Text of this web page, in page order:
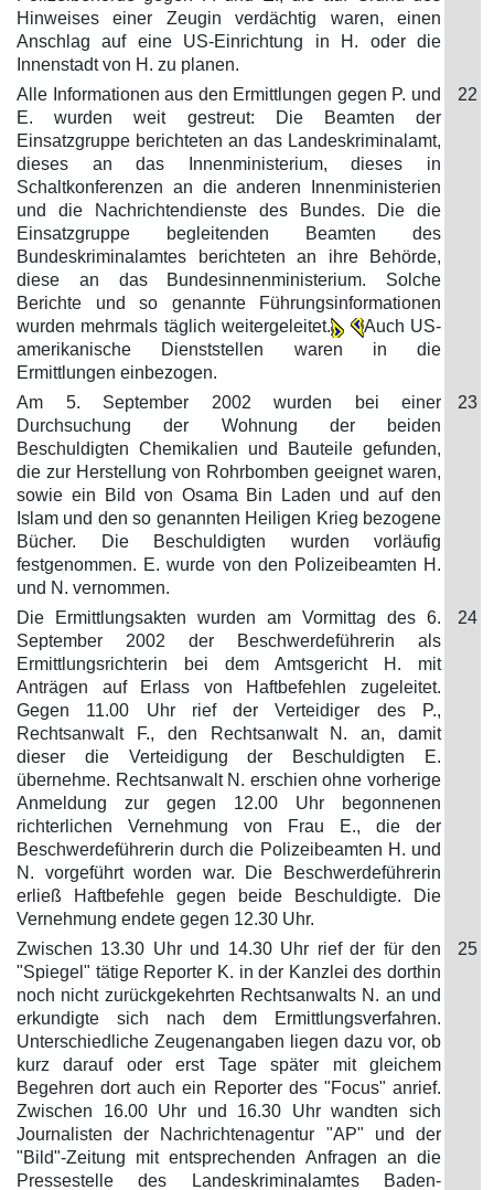
Hinweises einer Zeugin verdächtig waren, einen
Anschlag auf eine US-Einrichtung in H. oder die
Innenstadt von H. zu planen.
Alle Informationen aus den Ermittlungen gegen P. und
E. wurden weit gestreut: Die Beamten der
Einsatzgruppe berichteten an das Landeskriminalamt,
dieses an das Innenministerium, dieses in
Schaltkonferenzen an die anderen Innenministerien
und die Nachrichtendienste des Bundes. Die die
Einsatzgruppe begleitenden Beamten des
Bundeskriminalamtes berichteten an ihre Behörde,
diese an das Bundesinnenministerium. Solche
Berichte und so genannte Führungsinformationen
wurden mehrmals täglich weitergeleitet.
Auch US-
amerikanische Dienststellen waren in die
Ermittlungen einbezogen.
22
Am 5. September 2002 wurden bei einer
Durchsuchung der Wohnung der beiden
Beschuldigten Chemikalien und Bauteile gefunden,
die zur Herstellung von Rohrbomben geeignet waren,
sowie ein Bild von Osama Bin Laden und auf den
Islam und den so genannten Heiligen Krieg bezogene
Bücher. Die Beschuldigten wurden vorläufig
festgenommen. E. wurde von den Polizeibeamten H.
und N. vernommen.
23
Die Ermittlungsakten wurden am Vormittag des 6.
September 2002 der Beschwerdeführerin als
Ermittlungsrichterin bei dem Amtsgericht H. mit
Anträgen auf Erlass von Haftbefehlen zugeleitet.
Gegen 11.00 Uhr rief der Verteidiger des P.,
Rechtsanwalt F., den Rechtsanwalt N. an, damit
dieser die Verteidigung der Beschuldigten E.
übernehme. Rechtsanwalt N. erschien ohne vorherige
Anmeldung zur gegen 12.00 Uhr begonnenen
richterlichen Vernehmung von Frau E., die der
Beschwerdeführerin durch die Polizeibeamten H. und
N. vorgeführt worden war. Die Beschwerdeführerin
erließ Haftbefehle gegen beide Beschuldigte. Die
Vernehmung endete gegen 12.30 Uhr.
24
Zwischen 13.30 Uhr und 14.30 Uhr rief der für den
"Spiegel" tätige Reporter K. in der Kanzlei des dorthin
noch nicht zurückgekehrten Rechtsanwalts N. an und
erkundigte sich nach dem Ermittlungsverfahren.
Unterschiedliche Zeugenangaben liegen dazu vor, ob
kurz darauf oder erst Tage später mit gleichem
Begehren dort auch ein Reporter des "Focus" anrief.
Zwischen 16.00 Uhr und 16.30 Uhr wandten sich
Journalisten der Nachrichtenagentur "AP" und der
"Bild"-Zeitung mit entsprechenden Anfragen an die
Pressestelle des Landeskriminalamtes Baden-
25